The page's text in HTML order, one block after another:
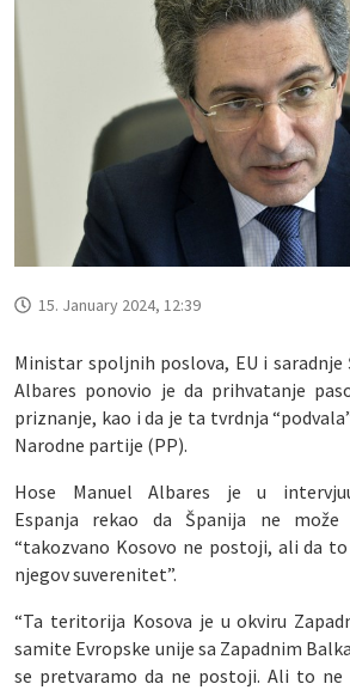
15. January 2024, 12:39
Ministar spoljnih poslova, EU i saradnje
Albares ponovio je da prihvatanje
priznanje, kao i da je ta tvrdnja
Narodne partije (PP).
Hose Manuel Albares je u
Espanja rekao da Španija ne
“takozvano Kosovo ne postoji, ali da
njegov suverenitet”.
“Ta teritorija Kosova je u okviru
samite Evropske unije sa Zapadnim
se pretvaramo da ne postoji. Ali to ne